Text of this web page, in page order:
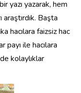
yazı yazarak, hem
Başta
hacılara faizsiz hac
payı ile hacılara
kolaylıklar